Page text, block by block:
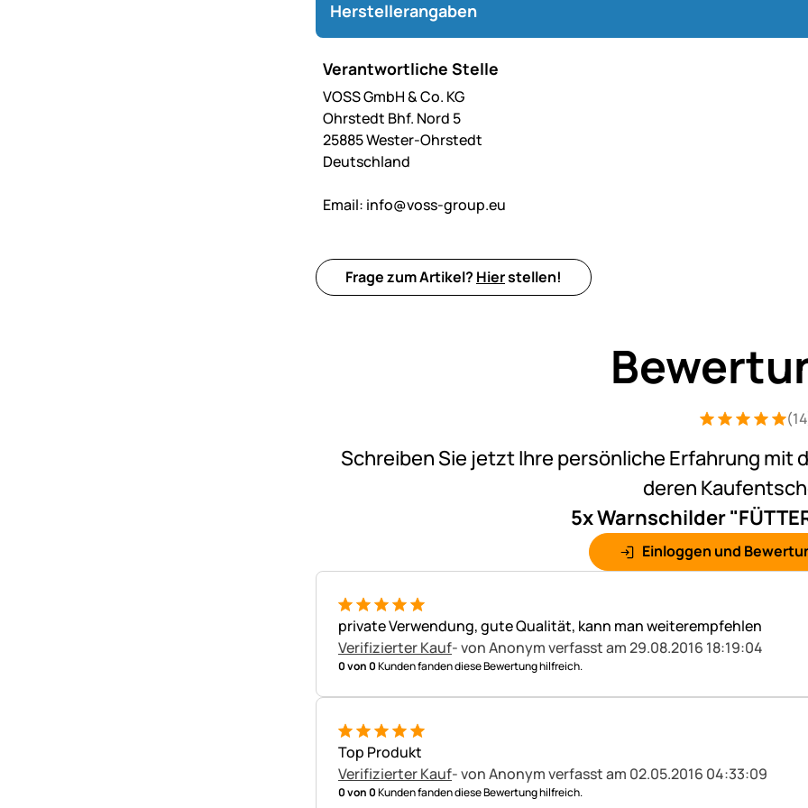
Herstellerangaben
Verantwortliche Stelle
VOSS GmbH & Co. KG
Ohrstedt Bhf. Nord 5
25885 Wester-Ohrstedt
Deutschland
Email: info@voss-group.eu
Frage zum Artikel? Hierstellen!
Bewertung: 5
14 Bewertungen
Schreiben Sie jetzt Ihre persönliche Erfahrung mit
deren
5x Warnschilder
Einloggen und
5 von 5
private Verwendung, gute Qualität, kann man weiterempfehlen
Verifizierter Kauf- von Anonymverfasst am 29.08.2016 18:19:04
0 von 0Kunden fanden diese Bewertung hilfreich.
5 von 5
Top Produkt
Verifizierter Kauf- von Anonymverfasst am 02.05.2016 04:33:09
0 von 0Kunden fanden diese Bewertung hilfreich.